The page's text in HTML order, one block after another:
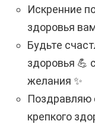
Искренние
здоровья
Будьте
здоровья 💪
желания ✨
крепкого